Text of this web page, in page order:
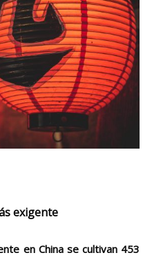
exigente
en China se cultivan 453